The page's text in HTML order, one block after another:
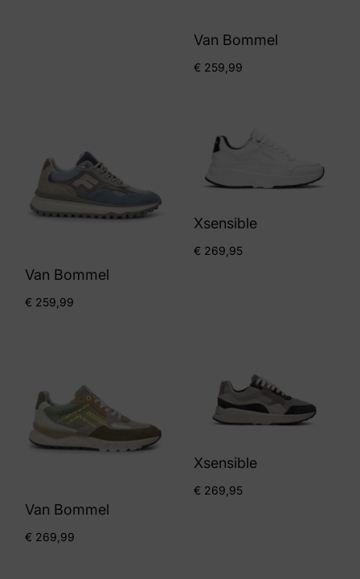
Van Bommel
€ 259,99
Van Bommel
€ 259,99
Xsensible
€ 269,95
Van Bommel
€ 269,99
Xsensible
€ 269,95